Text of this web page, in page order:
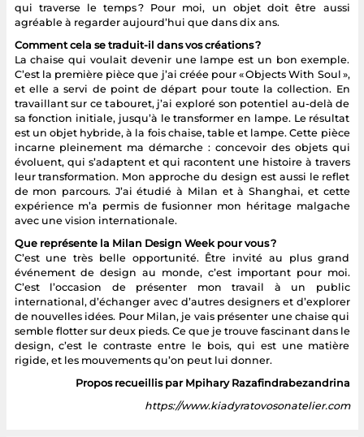
qui traverse le temps ? Pour moi, un objet doit être aussi
agréable à regarder aujourd’hui que dans dix ans.
Comment cela se traduit-il dans vos créations ?
La chaise qui voulait devenir une lampe est un bon exemple.
C’est la première pièce que j’ai créée pour « Objects With Soul »,
et elle a servi de point de départ pour toute la collection. En
travaillant sur ce tabouret, j’ai exploré son potentiel au-delà de
sa fonction initiale, jusqu’à le transformer en lampe. Le résultat
est un objet hybride, à la fois chaise, table et lampe. Cette pièce
incarne pleinement ma démarche : concevoir des objets qui
évoluent, qui s’adaptent et qui racontent une histoire à travers
leur transformation. Mon approche du design est aussi le reflet
de mon parcours. J’ai étudié à Milan et à Shanghai, et cette
expérience m’a permis de fusionner mon héritage malgache
avec une vision internationale.
Que représente la Milan Design Week pour vous ?
C’est une très belle opportunité. Être invité au plus grand
événement de design au monde, c’est important pour moi.
C’est l’occasion de présenter mon travail à un public
international, d’échanger avec d’autres designers et d’explorer
de nouvelles idées. Pour Milan, je vais présenter une chaise qui
semble flotter sur deux pieds. Ce que je trouve fascinant dans le
design, c’est le contraste entre le bois, qui est une matière
rigide, et les mouvements qu’on peut lui donner.
Propos recueillis par Mpihary Razafindrabezandrina
https://www.kiadyratovosonatelier.com